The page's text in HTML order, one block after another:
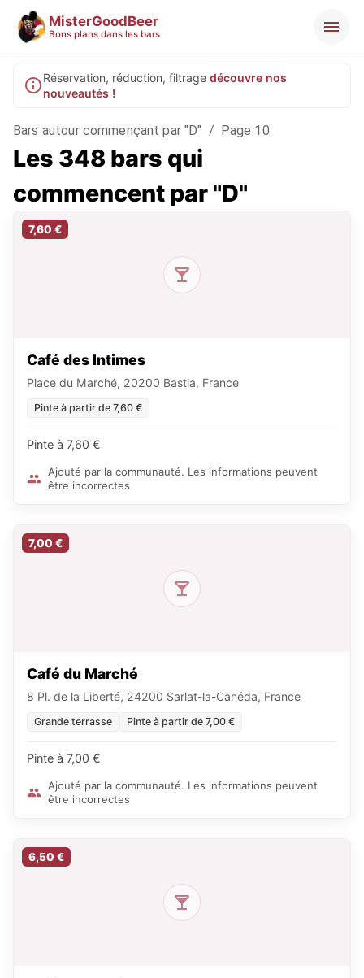
MisterGoodBeer
Bons plans dans les bars
Réservation, réduction, filtrage découvre nos
nouveautés !
Bars autour commençant par "D" / Page 10
Les 348 bars qui
commencent par "D"
7,60 €
Café des Intimes
Place du Marché, 20200 Bastia, France
Pinte à partir de 7,60 €
Pinte à 7,60 €
Ajouté par la communauté. Les informations peuvent
être incorrectes
7,00 €
Café du Marché
8 Pl. de la Liberté, 24200 Sarlat-la-Canéda, France
Grande terrasse Pinte à partir de 7,00 €
Pinte à 7,00 €
Ajouté par la communauté. Les informations peuvent
être incorrectes
6,50 €